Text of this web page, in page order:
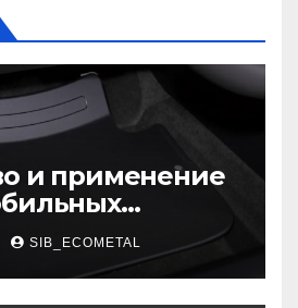
и применение
SIB_ECOMETAL